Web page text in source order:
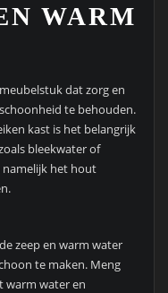
WARM
dat zorg en
te behouden.
kast is het belangrijk
bleekwater of
namelijk het hout
zeep en warm water
te maken. Meng
warm water en